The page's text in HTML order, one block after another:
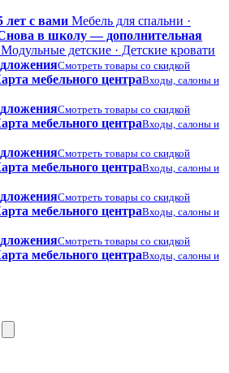
лет с вами Мебель для спальни ·
в школу — дополнительная
Модульные детские · Детские кровати
Смотреть товары со скидкой
мебельного центраВходы, салоны и
Смотреть товары со скидкой
мебельного центраВходы, салоны и
Смотреть товары со скидкой
мебельного центраВходы, салоны и
Смотреть товары со скидкой
мебельного центраВходы, салоны и
Смотреть товары со скидкой
мебельного центраВходы, салоны и